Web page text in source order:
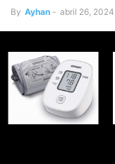
By Ayhan - abril 26, 2024